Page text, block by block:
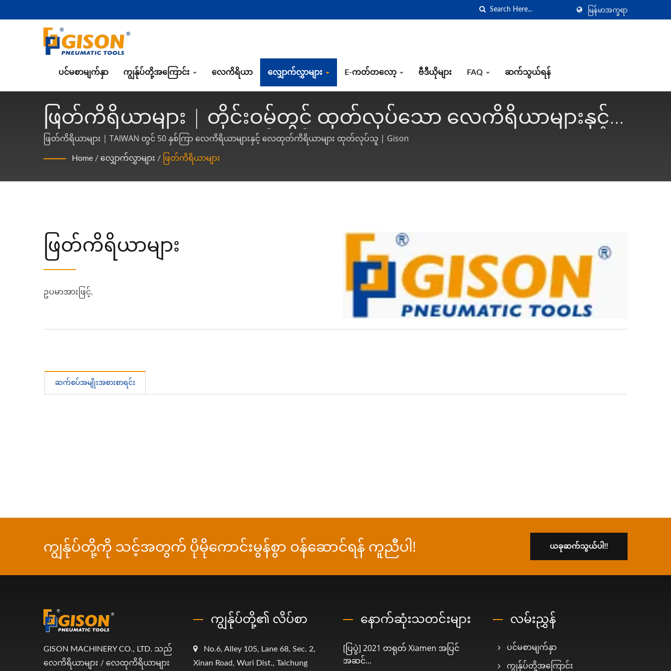
မြန်မာအက္ခရာ
ပင်မစာမျက်နှာ ကျွန်ုပ်တို့အကြောင်း လေကိရိယာ လျှောက်လွှာများ E-ကတ်တလော့ ဗီဒီယိုများ FAQ ဆက်သွယ်ရန်
ဖြတ်ကိရိယာများ | တိုင်းဝမ်တွင် ထုတ်လုပ်သော လေကိရိယာများနှင့်
လေထုတ်ကိရိယာများ ထုတ်လုပ်သူ | Gison
ဖြတ်ကိရိယာများ | TAIWAN တွင် 50 နှစ်ကြာ လေကိရိယာများနှင့် လေထုတ်ကိရိယာများ ထုတ်လုပ်သူ | Gison
Home / လျှောက်လွှာများ / ဖြတ်ကိရိယာများ
ဖြတ်ကိရိယာများ
ဥပမာအားဖြင့်,
ဆက်စပ်အမျိုးအစားစာရင်း
ကျွန်ုပ်တို့ကို သင့်အတွက် ပိုမိုကောင်းမွန်စွာ ဝန်ဆောင်ရန် ကူညီပါ! ယခုဆက်သွယ်ပါ!!
GISON MACHINERY CO., LTD. သည်
လေကိရိယာများ / လေထုကိရိယာများ
ကျွန်ုပ်တို့၏ လိပ်စာ
No.6, Alley 105, Lane 68, Sec. 2,
Xinan Road, Wuri Dist., Taichung
နောက်ဆုံးသတင်းများ
[ပြပွဲ] 2021 တရုတ် Xiamen အပြင်
အဆင်...
လမ်းညွှန်
ပင်မစာမျက်နှာ
ကျွန်ုပ်တို့အကြောင်း